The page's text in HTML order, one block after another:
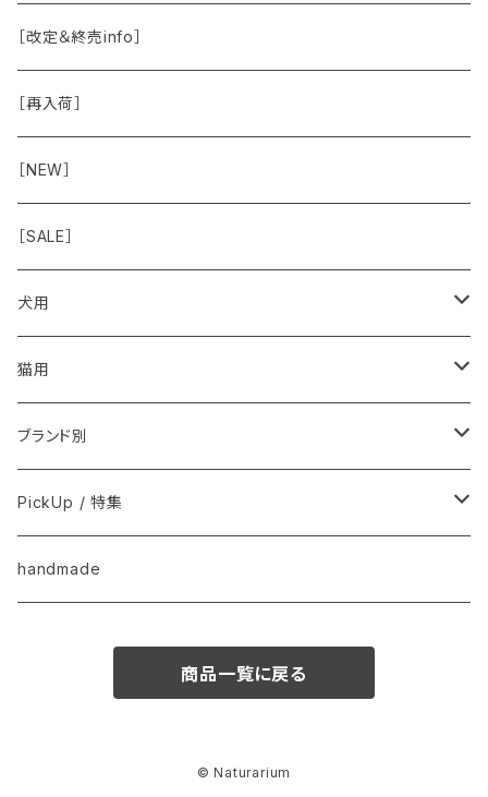
除菌
おくち
おめめ
ブラシと雑貨
Natural Marche
ちょこっとシリーズ
◾️躾トレーニングに
◾️長く楽しむ用
◾️特別なご褒美/嗜好性高
おめめ
おなか
臓-肝腎心膵
免疫力・健康維持
こころ・脳
ウェット・お惣菜
ドライ
ノーズワーク・玩具
お散歩用品
オーナー雑貨
［改定＆終売info］
［再入荷］
［NEW］
［SALE］
犬用
フードおやつ
用品
猫用
フードおやつ
用品
ブランド別
Anima Strath
Animal Essentials
PickUp / 特集
換毛期におすすめ
handmade
商品一覧に戻る
© Naturarium